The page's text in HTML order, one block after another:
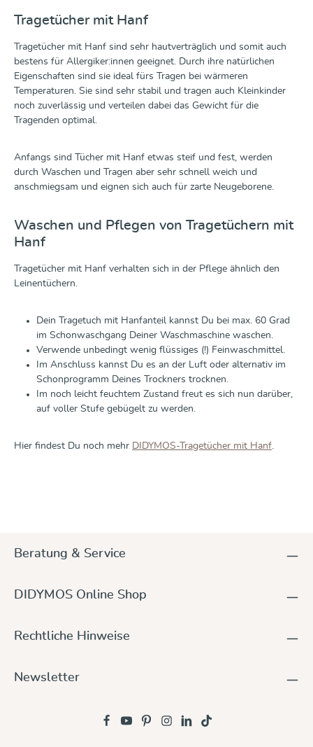
Tragetücher mit Hanf
Tragetücher mit Hanf sind sehr hautverträglich und somit auch
bestens für Allergiker:innen geeignet. Durch ihre natürlichen
Eigenschaften sind sie ideal fürs Tragen bei wärmeren
Temperaturen. Sie sind sehr stabil und tragen auch Kleinkinder
noch zuverlässig und verteilen dabei das Gewicht für die
Tragenden optimal.
Anfangs sind Tücher mit Hanf etwas steif und fest, werden
durch Waschen und Tragen aber sehr schnell weich und
anschmiegsam und eignen sich auch für zarte Neugeborene.
Waschen und Pflegen von Tragetüchern mit
Hanf
Tragetücher mit Hanf verhalten sich in der Pflege ähnlich den
Leinentüchern.
Dein Tragetuch mit Hanfanteil kannst Du bei max. 60 Grad
im Schonwaschgang Deiner Waschmaschine waschen.
Verwende unbedingt wenig flüssiges (!) Feinwaschmittel.
Im Anschluss kannst Du es an der Luft oder alternativ im
Schonprogramm Deines Trockners trocknen.
Im noch leicht feuchtem Zustand freut es sich nun darüber,
auf voller Stufe gebügelt zu werden.
Hier findest Du noch mehr DIDYMOS-Tragetücher mit Hanf.
Beratung & Service
DIDYMOS Online Shop
Rechtliche Hinweise
Newsletter